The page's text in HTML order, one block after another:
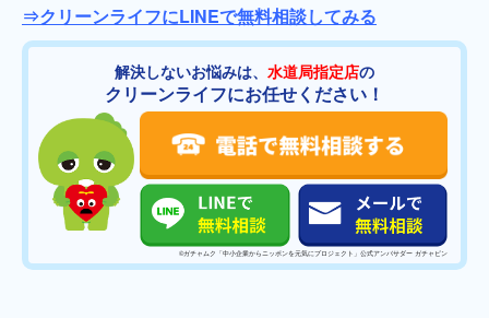
⇒クリーンライフにLINEで無料相談してみる
解決しないお悩みは、 水道局指定店の
クリーンライフにお任せください！
©️ガチャムク「中小企業からニッポンを元気にプロジェクト」公式アンバサダー ガチャピン